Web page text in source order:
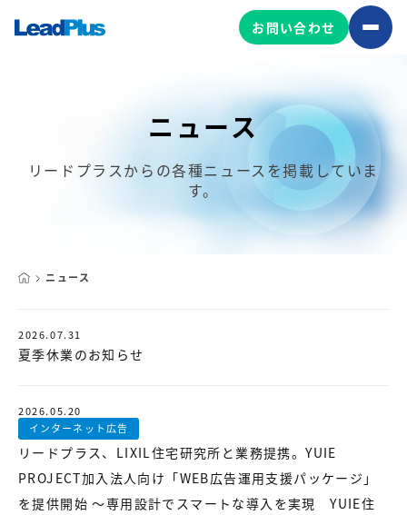
MA/CRM/SFA導入・運用
コンテンツ制作
【店舗型ビジネス向け】エリ
ア
マーケティングサービス
サービス
【IT企業向け】マーケティン
グ
SNSアカウント運用代行サー
ビス（LINE）
お問い合わせ
ニュース
ニュース
リードプラスからの各種ニュースを掲載していま
す。
2026.07.31
夏季休業のお知らせ
2026.05.20
インターネット広告
リードプラス、LIXIL住宅研究所と業務提携。YUIE
PROJECT加入法人向け「WEB広告運用支援パッケージ」
を提供開始 ～専用設計でスマートな導入を実現 YUIE住